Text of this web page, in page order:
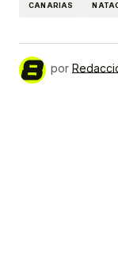
CANARIAS
por